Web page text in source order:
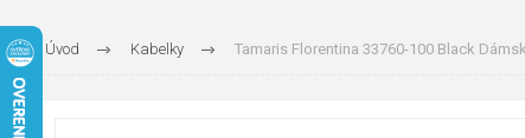
Úvod Kabelky Tamaris Florentina 33760-100 Black